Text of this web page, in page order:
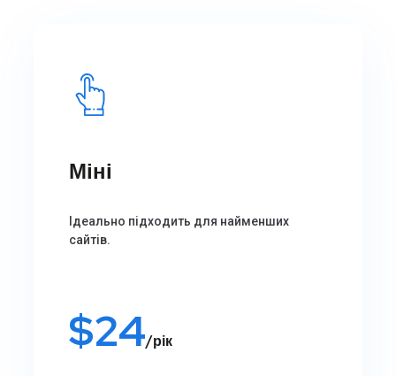
Міні
Ідеально підходить для найменших
сайтів.
$24/рік